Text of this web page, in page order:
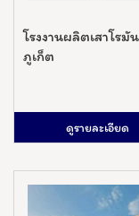
โรงงานผลิตเสาโรมัน
ภูเก็ต
ดูรายละเอียด